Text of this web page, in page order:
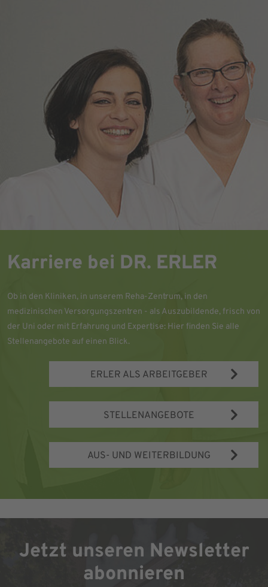
Karriere bei DR. ERLER
Ob in den Kliniken, in unserem Reha-Zentrum, in den
medizinischen Versorgungszentren - als Auszubildende, frisch von
der Uni oder mit Erfahrung und Expertise: Hier finden Sie alle
Stellenangebote auf einen Blick.
ERLER ALS ARBEITGEBER
STELLENANGEBOTE
AUS- UND WEITERBILDUNG
Jetzt unseren Newsletter
abonnieren